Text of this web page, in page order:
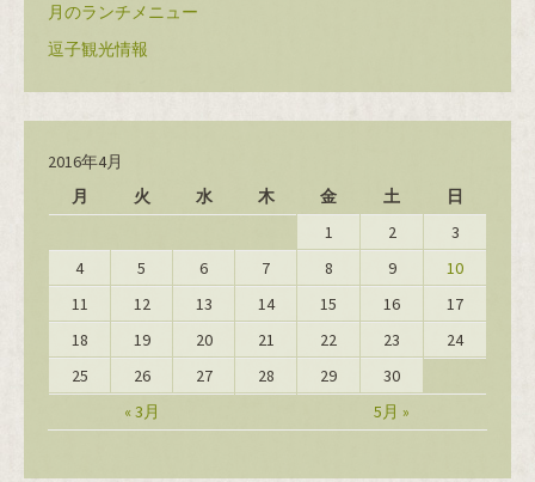
月のランチメニュー
逗子観光情報
2016年4月
月
火 水 木 金 土 日
« 3月 5月 »
1 2
3
4
5 6 7 8 9
10
11
12 13 14 15 16
17
18
19 20 21 22 23
24
25
26 27 28 29 30